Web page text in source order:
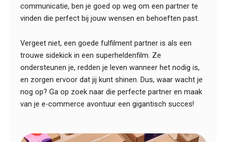
communicatie, ben je goed op weg om een partner te
vinden die perfect bij jouw wensen en behoeften past.
Vergeet niet, een goede fulfilment partner is als een
trouwe sidekick in een superheldenfilm. Ze
ondersteunen je, redden je leven wanneer het nodig is,
en zorgen ervoor dat jij kunt shinen. Dus, waar wacht je
nog op? Ga op zoek naar die perfecte partner en maak
van je e-commerce avontuur een gigantisch succes!